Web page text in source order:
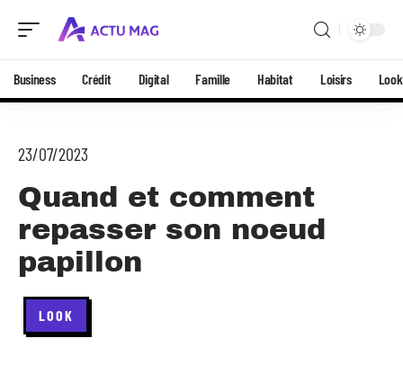
Business Crédit Digital Famille Habitat Loisirs Look
23/07/2023
Quand et comment
repasser son noeud
papillon
LOOK